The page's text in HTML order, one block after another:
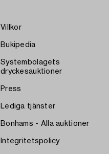
Villkor
Bukipedia
Systembolagets
dryckesauktioner
Press
Lediga tjänster
Bonhams - Alla auktioner
Integritetspolicy